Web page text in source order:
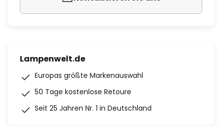
Lampenwelt.de
Europas größte Markenauswahl
50 Tage kostenlose Retoure
Seit 25 Jahren Nr. 1 in Deutschland